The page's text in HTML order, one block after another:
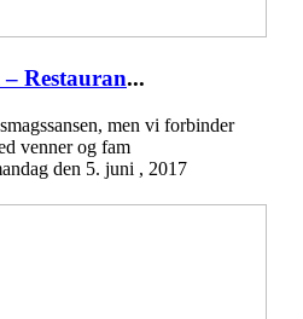
Restauran...
men vi forbinder
venner og fam
den 5. juni , 2017